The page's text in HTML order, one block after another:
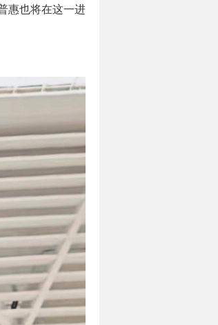
惠也将在这一进